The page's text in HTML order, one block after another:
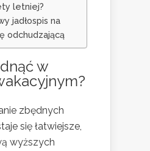
letniej?
jadłospis na
odchudzającą
w
zbędnych
się łatwiejsze,
wyższych